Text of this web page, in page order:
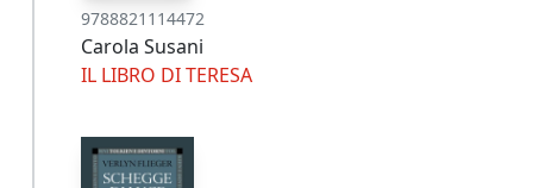
9788821114472
Carola Susani
IL LIBRO DI TERESA